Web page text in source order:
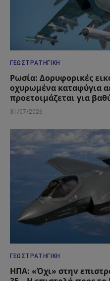
ΓΕΩΣΤΡΑΤΗΓΙΚΉ
Ρωσία: Δορυφορικές
οχυρωμένα καταφύγια
προετοιμάζεται για
31/07/2026
ΓΕΩΣΤΡΑΤΗΓΙΚΉ
ΗΠΑ: «Όχι» στην